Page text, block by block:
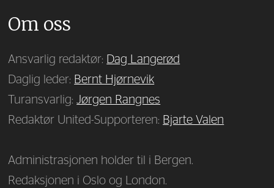
Om oss
Ansvarlig redaktør: Dag Langerød
Daglig leder: Bernt Hjørnevik
Turansvarlig:Jørgen Rangnes
Redaktør United-Supporteren: Bjarte Valen
Administrasjonen holder til i Bergen.
Redaksjonen i Oslo og London.